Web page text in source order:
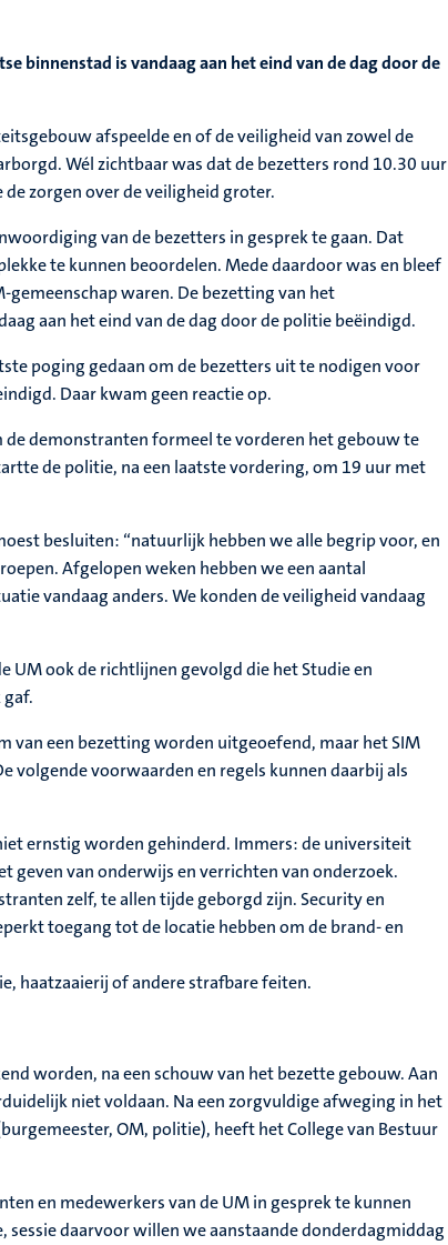
binnenstad is vandaag aan het eind van de dag door de
afspeelde en of de veiligheid van zowel de
Wél zichtbaar was dat de bezetters rond 10.30 uur
zorgen over de veiligheid groter.
van de bezetters in gesprek te gaan. Dat
te kunnen beoordelen. Mede daardoor was en bleef
waren. De bezetting van het
aan het eind van de dag door de politie beëindigd.
poging gedaan om de bezetters uit te nodigen voor
Daar kwam geen reactie op.
de demonstranten formeel te vorderen het gebouw te
de politie, na een laatste vordering, om 19 uur met
besluiten: “natuurlijk hebben we alle begrip voor, en
Afgelopen weken hebben we een aantal
vandaag anders. We konden de veiligheid vandaag
UM ook de richtlijnen gevolgd die het Studie en
van een bezetting worden uitgeoefend, maar het SIM
voorwaarden en regels kunnen daarbij als
ernstig worden gehinderd. Immers: de universiteit
geven van onderwijs en verrichten van onderzoek.
zelf, te allen tijde geborgd zijn. Security en
toegang tot de locatie hebben om de brand- en
haatzaaierij of andere strafbare feiten.
worden, na een schouw van het bezette gebouw. Aan
niet voldaan. Na een zorgvuldige afweging in het
OM, politie), heeft het College van Bestuur
en medewerkers van de UM in gesprek te kunnen
sessie daarvoor willen we aanstaande donderdagmiddag